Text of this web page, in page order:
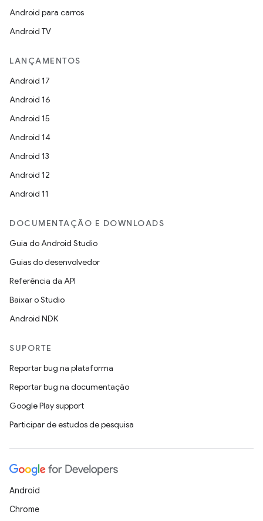
Android para carros
Android TV
LANÇAMENTOS
Android 17
Android 16
Android 15
Android 14
Android 13
Android 12
Android 11
DOCUMENTAÇÃO E DOWNLOADS
Guia do Android Studio
Guias do desenvolvedor
Referência da API
Baixar o Studio
Android NDK
SUPORTE
Reportar bug na plataforma
Reportar bug na documentação
Google Play support
Participar de estudos de pesquisa
Android
Chrome